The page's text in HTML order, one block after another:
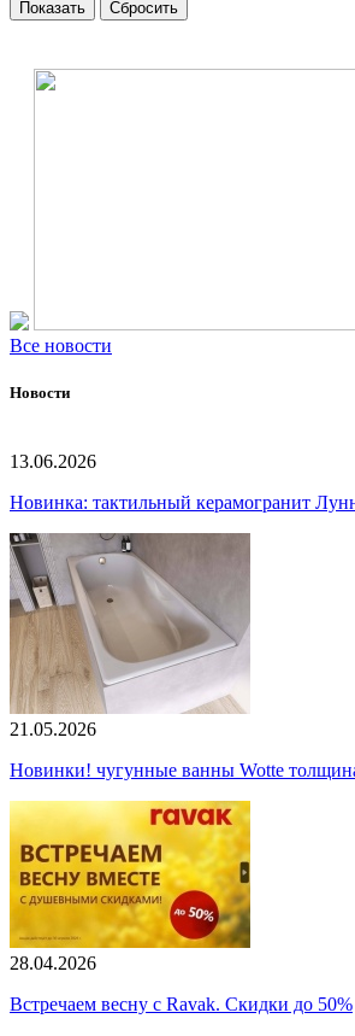
Все новости
Новости
13.06.2026
Новинка: тактильный керамогранит
21.05.2026
Новинки! чугунные ванны Wotte
28.04.2026
Встречаем весну с Ravak. Скидки до 50%